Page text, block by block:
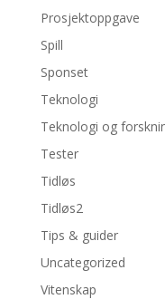
Prosjektoppgave
Spill
Sponset
Teknologi
Teknologi og
Tester
Tidløs
Tidløs2
Tips & guider
Uncategorized
Vitenskap